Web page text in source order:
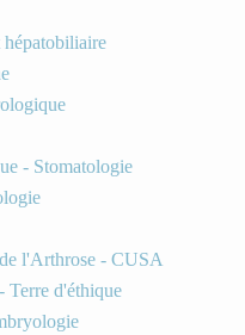
- Stomatologie
l'Arthrose - CUSA
Terre d'éthique